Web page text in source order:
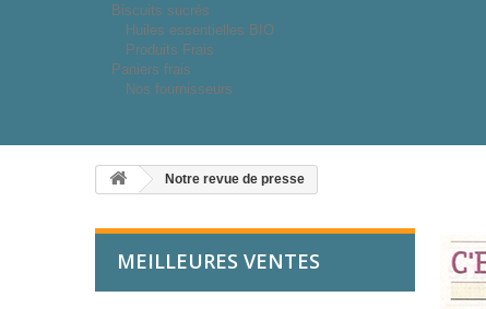
Biscuits sucrés
Huiles essentielles BIO
Produits Frais
Paniers frais
Nos fournisseurs
Notre revue de presse
MEILLEURES VENTES